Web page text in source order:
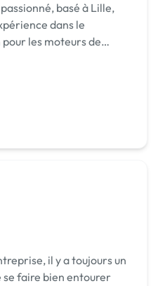
basé à Lille,
dans le
les moteurs de
d'entreprises, allant
se faire bien entourer